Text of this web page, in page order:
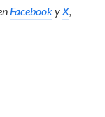
FacebookyX,